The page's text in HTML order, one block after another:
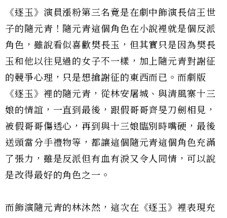
《逐玉》演員漲粉第三名竟是在劇中飾演長信王世
子的隨元青！隨元青這個角色在小說裡就是個反派
角色，雖說看似喜歡樊長玉，但其實只是因為樊長
玉和他以往見過的女子不一樣，加上隨元青對謝征
的競爭心理，只是想搶謝征的東西而已。而劇版
《逐玉》裡的隨元青，從林安屠城、與清風寨十三
娘的情誼，一直到最後，跟假哥哥齊旻刀劍相見，
被假哥哥傷透心，再到與十三娘臨別時嘴硬，最後
送頭當分手禮物等，都讓這個隨元青這個角色充滿
了張力，雖是反派但有血有淚又令人同情，可以說
是改得最好的角色之一。
而飾演隨元青的林沐然，這次在《逐玉》裡表現充